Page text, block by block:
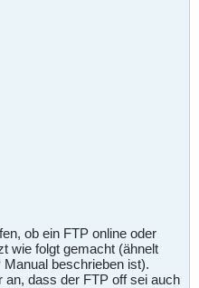
ob ein FTP online oder
wie folgt gemacht (ähnelt
beschrieben ist).
dass der FTP off sei auch